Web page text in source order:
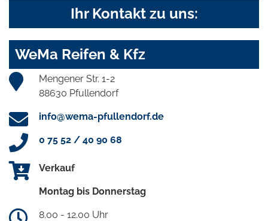
Ihr Kontakt zu uns:
WeMa Reifen & Kfz
Mengener Str. 1-2
88630 Pfullendorf
info@wema-pfullendorf.de
0 75 52 / 40 90 68
Verkauf
Montag bis Donnerstag
8.00 - 12.00 Uhr